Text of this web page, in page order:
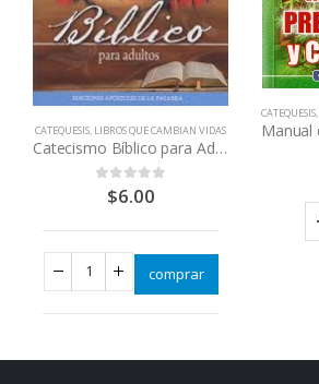
CATEQUESIS, LIBROS QUE CAMBIAN VIDAS
Catecismo Bíblico para Adultos
out of 5
$6.00
comprar
CATEQUESIS,